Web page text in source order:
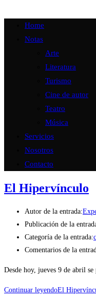
Home
Notas
Arte
Literatura
Turismo
Cine de autor
Teatro
Música
Servicios
Nosotros
Contacto
El Hipervínculo
Autor de la entrada:
Publicación de la
Categoría de la entrada:
Comentarios de la
Desde hoy, jueves 9 de abril
Continuar leyendoEl